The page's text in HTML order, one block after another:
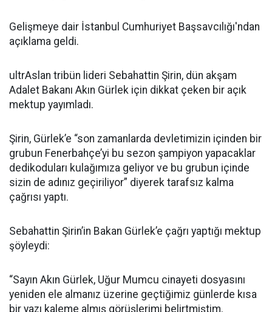
Gelişmeye dair İstanbul Cumhuriyet Başsavcılığı'ndan
açıklama geldi.
ultrAslan tribün lideri Sebahattin Şirin, dün akşam
Adalet Bakanı Akın Gürlek için dikkat çeken bir açık
mektup yayımladı.
Şirin, Gürlek’e “son zamanlarda devletimizin içinden bir
grubun Fenerbahçe’yi bu sezon şampiyon yapacaklar
dedikoduları kulağımıza geliyor ve bu grubun içinde
sizin de adınız geçiriliyor” diyerek tarafsız kalma
çağrısı yaptı.
Sebahattin Şirin’in Bakan Gürlek’e çağrı yaptığı mektup
şöyleydi:
“Sayın Akın Gürlek, Uğur Mumcu cinayeti dosyasını
yeniden ele almanız üzerine geçtiğimiz günlerde kısa
bir yazı kaleme almış görüşlerimi belirtmiştim.